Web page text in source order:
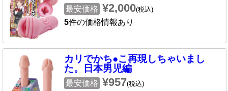
最安価格 ¥2,000(税込)
5件の価格情報あり
カリでかち●こ再現しちゃいまし
た。日本男児編
最安価格 ¥957(税込)